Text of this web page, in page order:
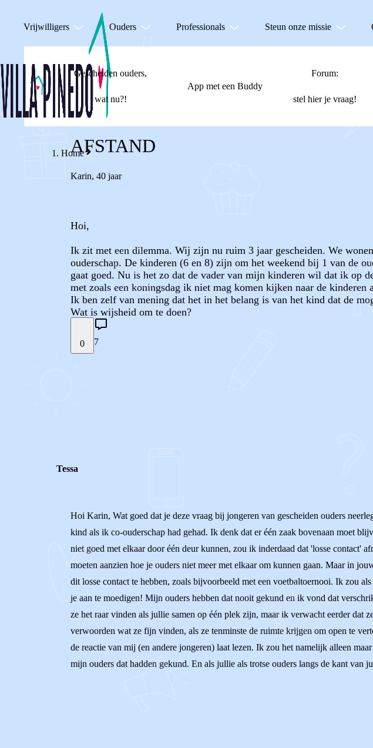
Vrijwilligers Ouders Professionals Steun onze missie
Gescheiden ouders,
wat nu?!
App met een Buddy
Forum:
stel hier je vraag!
HomeAFSTAND
Karin, 40 jaar
Hoi,
Ik zit met een dilemma. Wij zijn nu ruim 3 jaar gescheiden. We
ouderschap. De kinderen (6 en 8) zijn om het weekend bij 1 van de
gaat goed. Nu is het zo dat de vader van mijn kinderen wil dat ik op
met zoals een koningsdag ik niet mag komen kijken naar de
Ik ben zelf van mening dat het in het belang is van het kind dat de
Wat is wijsheid om te doen?
0 7
Tessa
Hoi Karin, Wat goed dat je deze vraag bij jongeren van gescheiden ouders
kind als ik co-ouderschap had gehad. Ik denk dat er één zaak bovenaan moet
niet goed met elkaar door één deur kunnen, zou ik inderdaad dat 'losse contact'
moeten aanzien hoe je ouders niet meer met elkaar om kunnen gaan. Maar in
dit losse contact te hebben, zoals bijvoorbeeld met een voetbaltoernooi. Ik zou
je aan te moedigen! Mijn ouders hebben dat nooit gekund en ik vond dat
ze het raar vinden als jullie samen op één plek zijn, maar ik verwacht eerder
verwoorden wat ze fijn vinden, als ze tenminste de ruimte krijgen om open te
de reactie van mij (en andere jongeren) laat lezen. Ik zou het namelijk alleen
mijn ouders dat hadden gekund. En als jullie als trotse ouders langs de kant